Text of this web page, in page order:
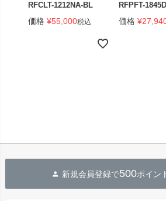
RFCLT-1212NA-BL
価格 ¥55,000税込
RFPFT-
価格 ¥
新規会員登録で500ポイン